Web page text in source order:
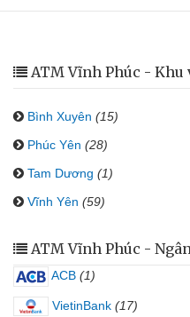
ATM Vĩnh Phúc - Khu
Bình Xuyên (15)
Phúc Yên (28)
Tam Dương (1)
Vĩnh Yên (59)
ATM Vĩnh Phúc -
ACB (1)
VietinBank (17)